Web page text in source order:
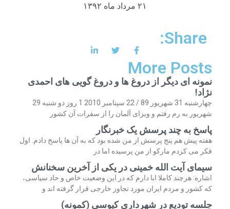
۲۱ مرداد ماه ۱۳۹۲
Share:
More Posts
نمونه ای دیگر از دروغ ها و دروغ گویی های احمدی
نژاد!
چهارشنبه 31 شهریور 89 / 22 سپتامبر 2010 1 روز دو شنبه 29
شهریور به رم رفتم و ویزای آلمان را از سفرات آن کشور
پاسخ به چند پرسش یک خبرنگار
هفته پیش هم پنج پرسش از من شده بود که به آن ها پاسخ دادم. اول
فکر می کردم مارکو از من پرسیده اما در
سیمای آیت الله خمینی در یکی از آخرین سخنانش
اشاره: هرچند کاملا ابا دارم که در این وضعیت خاص و حاد سیاسی،
که کشور و مردم ایران مورد تجاوز خارجی قرار گرفته اند و
جلسه تودیع در شهرداری کیوسی (کمونه)